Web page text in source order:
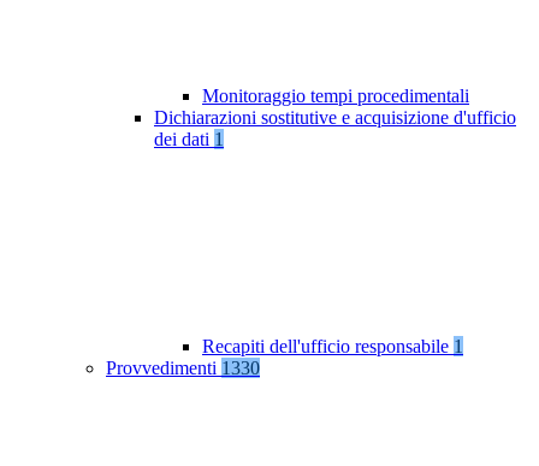
Monitoraggio tempi procedimentali
Dichiarazioni sostitutive e acquisizione d'ufficio
dei dati 1
Recapiti dell'ufficio responsabile 1
Provvedimenti 1330